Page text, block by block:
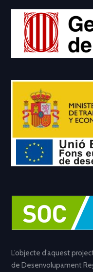
L’objecte d’aquest
de Desenvolupament